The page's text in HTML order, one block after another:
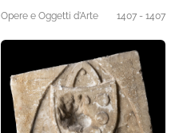
Opere e Oggetti d'Arte 1407 - 1407